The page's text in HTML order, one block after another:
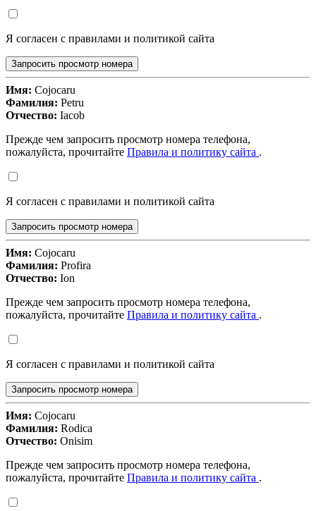
Я согласен с правилами и политикой сайта
Запросить просмотр номера
Имя: Cojocaru
Фамилия: Petru
Отчество: Iacob
Прежде чем запросить просмотр номера телефона,
пожалуйста, прочитайте Правила и политику сайта .
Я согласен с правилами и политикой сайта
Запросить просмотр номера
Имя: Cojocaru
Фамилия: Profira
Отчество: Ion
Прежде чем запросить просмотр номера телефона,
пожалуйста, прочитайте Правила и политику сайта .
Я согласен с правилами и политикой сайта
Запросить просмотр номера
Имя: Cojocaru
Фамилия: Rodica
Отчество: Onisim
Прежде чем запросить просмотр номера телефона,
пожалуйста, прочитайте Правила и политику сайта .